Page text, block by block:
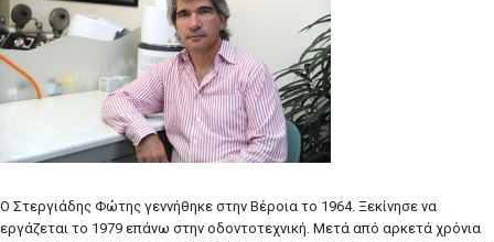
Ο Στεργιάδης Φώτης γεννήθηκε στην Βέροια το 1964. Ξεκίνησε να
εργάζεται το 1979 επάνω στην οδοντοτεχνική. Μετά από αρκετά χρόνια